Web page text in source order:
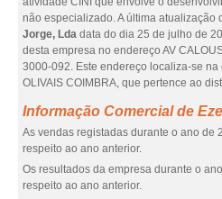
não especializado. A última atualização
Jorge, Lda data do dia 25 de julho de
desta empresa no endereço AV
3000-092. Este endereço localiza-se na
OLIVAIS COIMBRA, que pertence ao
Informação Comercial de
As vendas registadas durante o ano de
respeito ao ano anterior.
Os resultados da empresa durante o
respeito ao ano anterior.